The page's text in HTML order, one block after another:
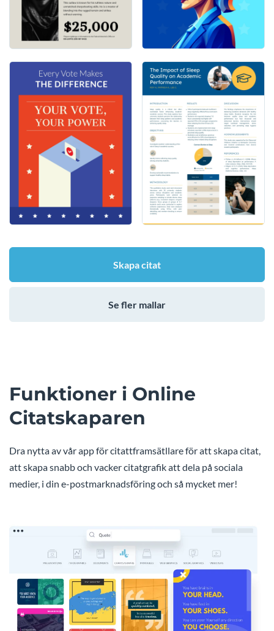
Skapa citat
Se fler mallar
Funktioner i Online
Citatskaparen
Dra nytta av vår app för citattframsätllare för att skapa citat,
att skapa snabb och vacker citatgrafik att dela på sociala
medier, i din e-postmarknadsföring och så mycket mer!